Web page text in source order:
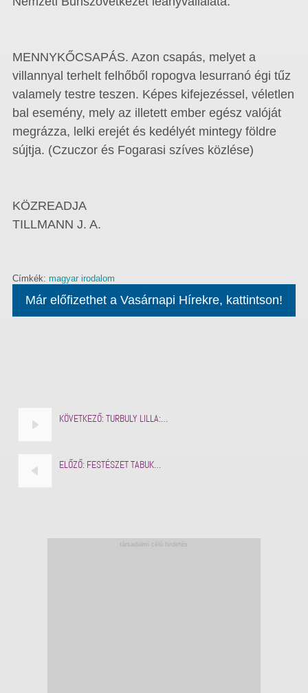
MENNYKŐCSAPÁS. Azon csapás, melyet a
villannyal terhelt felhőből ropogva lesurranó égi tűz
valamely testre teszen. Képes kifejezéssel, véletlen
bal esemény, mely az illetett ember egész valóját
megrázza, lelki erejét és kedélyét mintegy földre
sújtja. (Czuczor és Fogarasi szíves közlése)
KÖZREADJA
TILLMANN J. A.
Címkék: magyar irodalom
Már előfizethet a Vasárnapi Hírekre, kattintson!
KÖVETKEZŐ: TURBULY LILLA:…
ELŐZŐ: FESTÉSZET TABUK…
társadalmi célú hirdetés